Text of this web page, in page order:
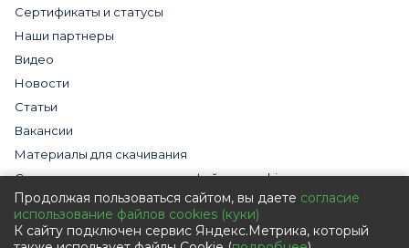
Сертификаты и статусы
Наши партнеры
Видео
Новости
Статьи
Вакансии
Материалы для скачивания
Cогласие на использование файлов cookies
Обработка персональных данных с помощью сервиса
«Яндекс.Метрика»
Политика в отношении обработки персональных данных
Продолжая пользоваться сайтом, вы даете согласие
использование файлов cookies (куки)
К сайту подключен сервис Яндекс.Метрика, который